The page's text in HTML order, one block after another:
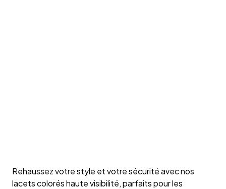
Rehaussez votre style et votre sécurité avec nos
lacets colorés haute visibilité, parfaits pour les